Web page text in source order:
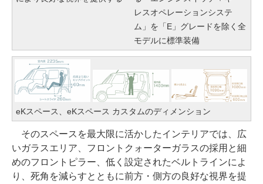
レスオペレーションシステ
ム」を「E」グレードを除く全
モデルに標準装備
eKスペース、eKスペース カスタムのディメンション
そのスペースを最大限に活かしたインテリアでは、広
いガラスエリア、フロントクォーターガラスの採用と細
めのフロントピラー、低く設定されたベルトラインによ
り、死角を減らすとともに前方・側方の良好な視界を提